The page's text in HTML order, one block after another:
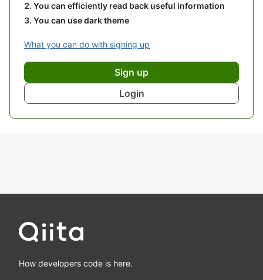
You can efficiently read back useful information
You can use dark theme
What you can do with signing up
Sign up
Login
How developers code is here.